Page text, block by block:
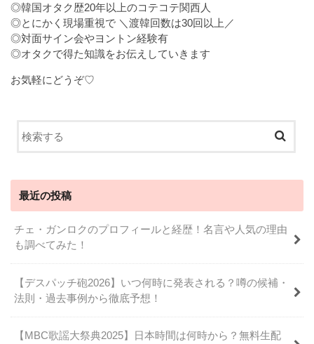
◎韓国オタク歴20年以上のコテコテ関西人
◎とにかく現場重視で ＼渡韓回数は30回以上／
◎対面サイン会やヨントン経験有
◎オタクで得た知識をお伝えしていきます
お気軽にどうぞ♡
最近の投稿
チェ・ガンロクのプロフィールと経歴！名言や人気の理由
も調べてみた！
【デスパッチ砲2026】いつ何時に発表される？噂の候補・
法則・過去事例から徹底予想！
【MBC歌謡大祭典2025】日本時間は何時から？無料生配